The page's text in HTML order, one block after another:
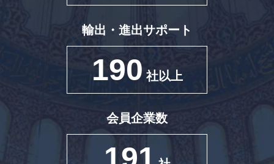
輸出・進出サポート
190 社以上
会員企業数